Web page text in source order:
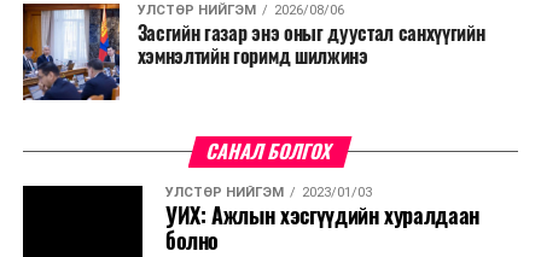
УЛСТӨР НИЙГЭМ 2026/08/06
Засгийн газар энэ оныг дуустал санхүүгийн
хэмнэлтийн горимд шилжинэ
САНАЛ БОЛГОХ
УЛСТӨР НИЙГЭМ 2023/01/03
УИХ: Ажлын хэсгүүдийн хуралдаан
болно